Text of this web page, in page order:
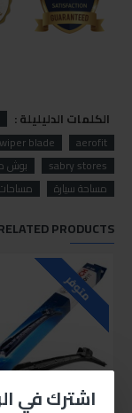
اشترك في
الكلمات الدليليلة :
aerofit
wiper blade
sabry stores
بوش
مساحة سيارة
PRODUCTS
متوفر